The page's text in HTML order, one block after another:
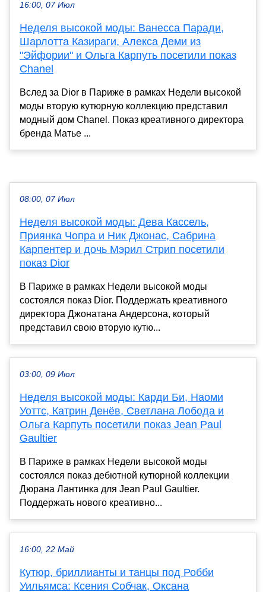
16:00, 07 Июл
Неделя высокой моды: Ванесса Паради,
Шарлотта Казираги, Алекса Деми из
"Эйфории" и Ольга Карпуть посетили показ
Chanel
Вслед за Dior в Париже в рамках Недели высокой
моды вторую кутюрную коллекцию представил
модный дом Chanel. Показ креативного директора
бренда Матье ...
08:00, 07 Июл
Неделя высокой моды: Дева Кассель,
Приянка Чопра и Ник Джонас, Сабрина
Карпентер и дочь Мэрил Стрип посетили
показ Dior
В Париже в рамках Недели высокой моды
состоялся показ Dior. Поддержать креативного
директора Джонатана Андерсона, который
представил свою вторую кутю...
03:00, 09 Июл
Неделя высокой моды: Карди Би, Наоми
Уоттс, Катрин Денёв, Светлана Лобода и
Ольга Карпуть посетили показ Jean Paul
Gaultier
В Париже в рамках Недели высокой моды
состоялся показ дебютной кутюрной коллекции
Дюрана Лантинка для Jean Paul Gaultier.
Поддержать нового креативно...
16:00, 22 Май
Кутюр, бриллианты и танцы под Робби
Уильямса: Ксения Собчак, Оксана